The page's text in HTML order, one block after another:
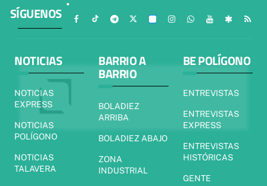
SÍGUENOS
NOTICIAS
NOTICIAS
EXPRESS
NOTICIAS
POLÍGONO
NOTICIAS
TALAVERA
BARRIO A
BARRIO
BOLADIEZ
ARRIBA
BOLADIEZ ABAJO
ZONA
INDUSTRIAL
BE POLÍGONO
ENTREVISTAS
ENTREVISTAS
EXPRESS
ENTREVISTAS
HISTÓRICAS
GENTE